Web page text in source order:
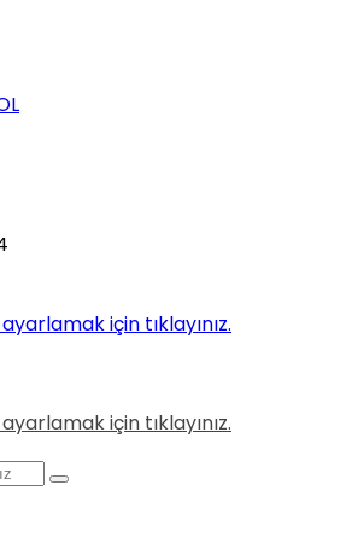
için tıklayınız.
için tıklayınız.